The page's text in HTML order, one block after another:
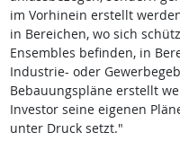
im Vorhinein erstellt
in Bereichen, wo sich
Ensembles befinden, in
Industrie- oder
Bebauungspläne erstellt
Investor seine eigenen
unter Druck setzt."